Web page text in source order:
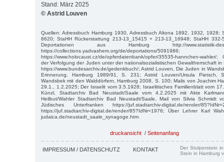
Stand: März 2025
© Astrid Louven
Quellen: Adressbuch Hamburg 1930, Adressbuch Altona 1892, 1932, 1928;
8620; StaHH Rückerstattung 213-13_15415 + 213-13_16948; StaHH 332-
Deportationen aus Hamburg http://www.statistik-des-
https://collections.yadvashem.org/de/deportations/5091986;
https://www.holocaust.cz/de/opferdatenbank/opfer/35535-hannchen-wahler/
der Verfolgung der Juden unter der nationalsozialistischen Gewaltherrschaft
https://www.bundesarchiv.de/gedenkbuch/; Astrid Louven, Die Juden in
Erinnerung, Hamburg 1989/91, S. 231; Astrid Louven/Ursula Pietsch,
Wandsbek mit den Walddörfern, Hamburg 2008, S. 100; Mails von Joachim
29.1., 1.2.2025; Der Israelit vom 3.5.1928; Israelitisches Familienblatt vom
Künzl, Stadtarchiv Bad Neustadt/Saale vom 4.2.2025 mit Akte
Heilbut/Wahler Stadtarchiv Bad Neustadt/Saale, Mail von Silvia Schmidt
Jüdisches Unterfranken https://juf.stadtarchiv-digital.de/render/
https://juf.stadtarchiv-digital.de/render/85?IdNr=1976; Über Lehrer Karl
judaica.de/neustadt_saale_synagoge.htm.
druckansicht / Seitenanfang
IMPRESSUM / DATENSCHUTZ KONTAKT
Der Stolperstein
Stein in Hamburg